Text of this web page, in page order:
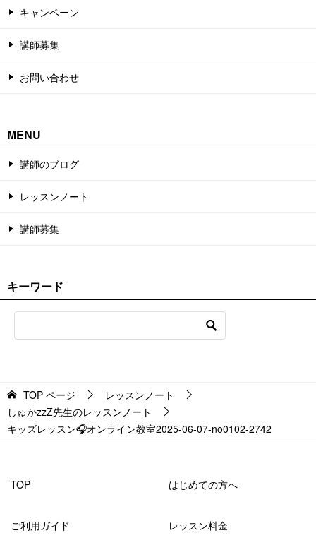
キャンペーン
講師募集
お問い合わせ
MENU
講師のブログ
レッスンノート
講師募集
キーワード
TOP ページ
レッスンノート
しゅかzzZ先生のレッスンノート
キッズレッスン🎧オンライン教室2025-06-07-no0102-2742
TOP はじめての方へ
ご利用ガイド レッスン料金